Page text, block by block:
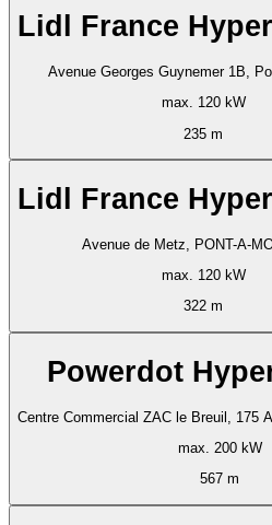
Lidl France
Avenue Georges Guynemer 1B,
max. 120 kW
235 m
Lidl France
Avenue de Metz, PONT-A-
max. 120 kW
322 m
Powerdot
Centre Commercial ZAC le Breuil, 175
max. 200 kW
567 m